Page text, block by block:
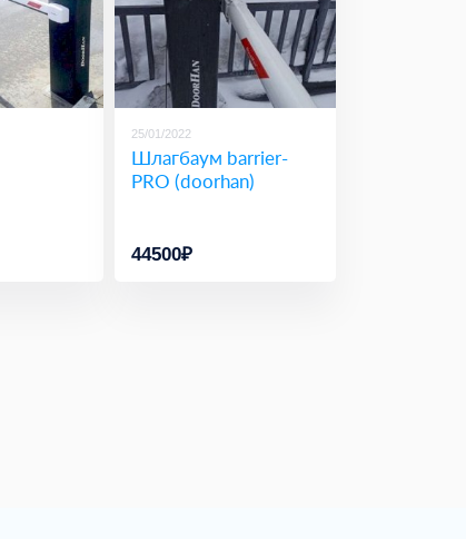
25/01/2022
Шлагбаум barrier-
PRO (doorhan)
44500₽